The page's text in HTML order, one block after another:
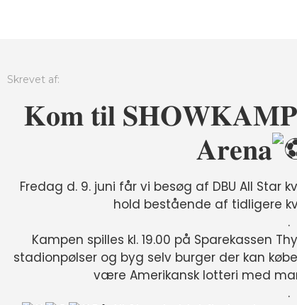
Skrevet af:
𝐊𝐨𝐦 𝐭𝐢𝐥 𝐒𝐇𝐎𝐖𝐊𝐀𝐌𝐏
𝐀𝐫𝐞𝐧𝐚
Fredag d. 9. juni får vi besøg af DBU All
hold bestående af tidligere
.
Kampen spilles kl. 19.00 på Sparekassen
stadionpølser og byg selv burger der kan
være Amerikansk lotteri med
.